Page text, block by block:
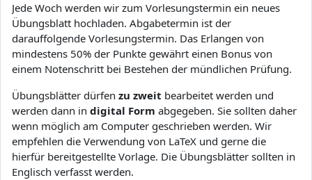
Jede Woch werden wir zum Vorlesungstermin ein neues
Übungsblatt hochladen. Abgabetermin ist der
darauffolgende Vorlesungstermin. Das Erlangen von
mindestens 50% der Punkte gewährt einen Bonus von
einem Notenschritt bei Bestehen der mündlichen Prüfung.
Übungsblätter dürfen zu zweit bearbeitet werden und
werden dann in digital Form abgegeben. Sie sollten daher
wenn möglich am Computer geschrieben werden. Wir
empfehlen die Verwendung von LaTeX und gerne die
hierfür bereitgestellte Vorlage. Die Übungsblätter sollten in
Englisch verfasst werden.